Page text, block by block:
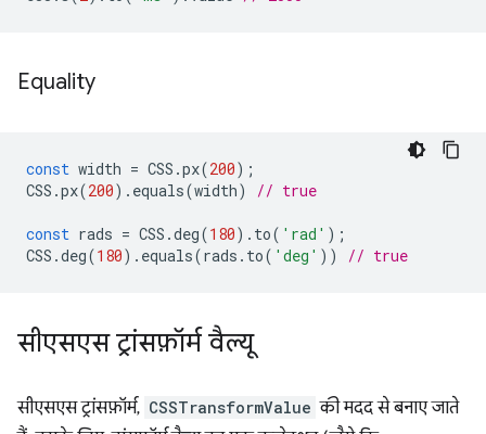
Equality
const width = CSS .px(200);
CSS .px(200). equals(width) // true
const rads = CSS .deg(180). to( 'rad' );
CSS .deg(180). equals(rads . to( 'deg' )) // true
सीएसएस ट्रांसफ़ॉर्म वैल्यू
सीएसएस ट्रांसफ़ॉर्म, CSSTransformValue की मदद से बनाए जाते